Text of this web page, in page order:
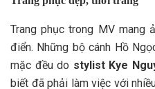
Trang phục trong MV mang
điển. Những bộ cánh Hồ
mặc đều do stylist Kye
biết đã phải làm việc với